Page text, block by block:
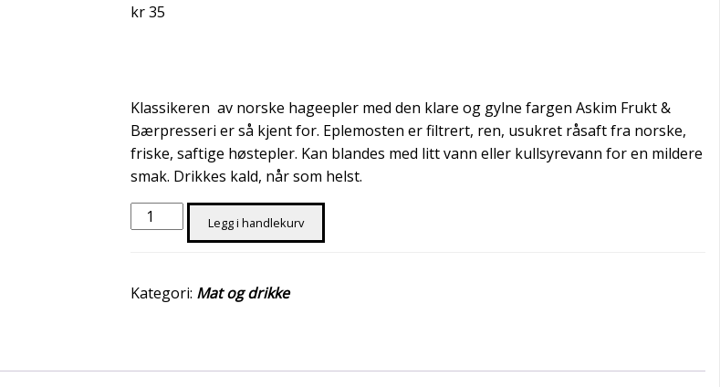
kr35
Klassikeren av norske hageepler med den klare og gylne fargen Askim Frukt &
Bærpresseri er så kjent for. Eplemosten er filtrert, ren, usukret råsaft fra norske,
friske, saftige høstepler. Kan blandes med litt vann eller kullsyrevann for en mildere
smak. Drikkes kald, når som helst.
Eplemost
0,33
Legg i handlekurv
Kategori: Mat og drikke